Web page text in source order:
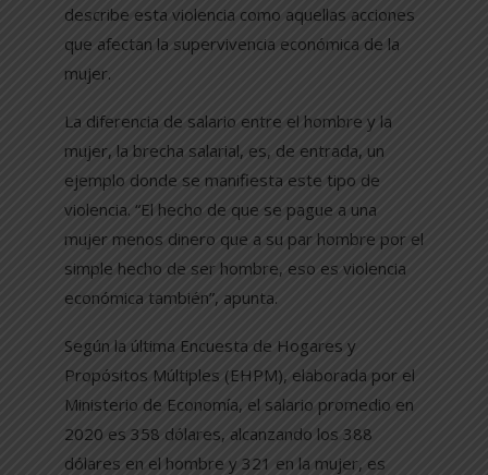
describe esta violencia como aquellas acciones
que afectan la supervivencia económica de la
mujer.
La diferencia de salario entre el hombre y la
mujer, la brecha salarial, es, de entrada, un
ejemplo donde se manifiesta este tipo de
violencia. “El hecho de que se pague a una
mujer menos dinero que a su par hombre por el
simple hecho de ser hombre, eso es violencia
económica también”, apunta.
Según la última Encuesta de Hogares y
Propósitos Múltiples (EHPM), elaborada por el
Ministerio de Economía, el salario promedio en
2020 es 358 dólares, alcanzando los 388
dólares en el hombre y 321 en la mujer, es